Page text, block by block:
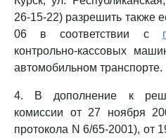
26-15-22) разрешить также
06 в соответствии с
контрольно-кассовых
автомобильном транспорте.
4. В дополнение к
комиссии от 27 ноября
протокола N 6/65-2001), от